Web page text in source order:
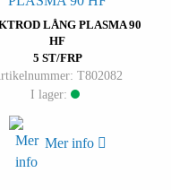
LÅNG PLASMA 90
HF
5 ST/FRP
T802082
I lager:
Mer info